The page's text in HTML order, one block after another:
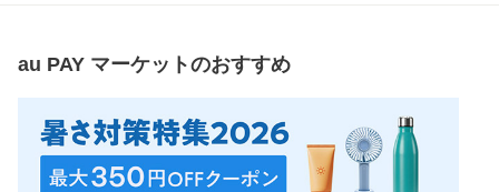
au PAY マーケットのおすすめ